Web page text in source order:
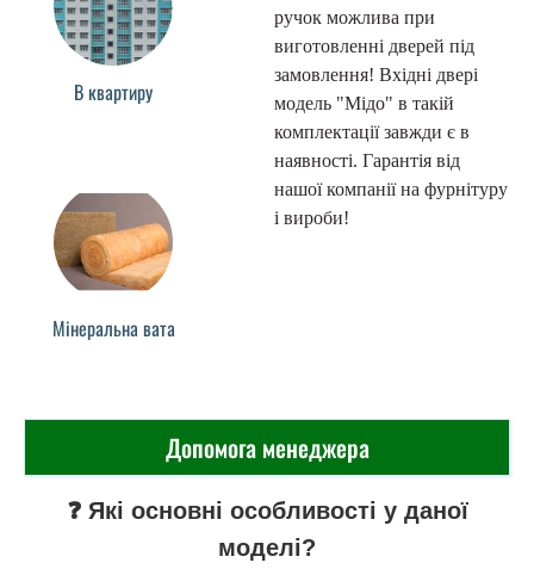
В квартиру
Мінеральна вата
ручок можлива при
виготовленні дверей під
замовлення! Вхідні двері
модель "Мідо" в такій
комплектації завжди є в
наявності. Гарантія від
нашої компанії на фурнітуру
і вироби!
Допомога менеджера
❓ Які основні особливості у даної
моделі?